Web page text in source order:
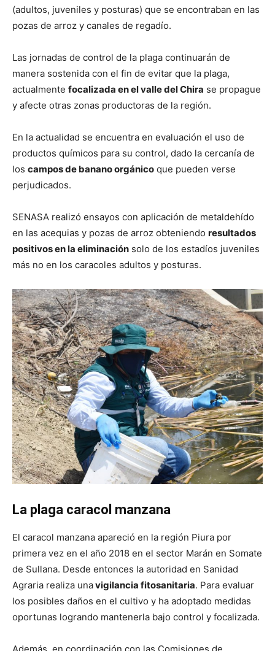
(adultos, juveniles y posturas) que se encontraban en las
pozas de arroz y canales de regadío.
Las jornadas de control de la plaga continuarán de
manera sostenida con el fin de evitar que la plaga,
actualmente focalizada en el valle del Chira se propague
y afecte otras zonas productoras de la región.
En la actualidad se encuentra en evaluación el uso de
productos químicos para su control, dado la cercanía de
los campos de banano orgánico que pueden verse
perjudicados.
SENASA realizó ensayos con aplicación de metaldehído
en las acequias y pozas de arroz obteniendo resultados
positivos en la eliminación solo de los estadíos juveniles
más no en los caracoles adultos y posturas.
La plaga caracol manzana
El caracol manzana apareció en la región Piura por
primera vez en el año 2018 en el sector Marán en Somate
de Sullana. Desde entonces la autoridad en Sanidad
Agraria realiza unavigilancia fitosanitaria. Para evaluar
los posibles daños en el cultivo y ha adoptado medidas
oportunas logrando mantenerla bajo control y focalizada.